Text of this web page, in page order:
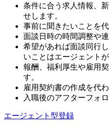
条件に合う求人情報、
せします。
事前に聞きたいことを
面談日時の時間調整や
希望があれば面談同行
いことはエージェント
報酬、福利厚生や雇用
す。
雇用契約書の作成を代
入職後のアフターフォ
エージェント型登録